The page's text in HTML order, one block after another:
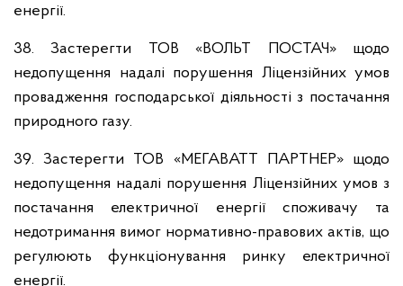
енергії.
38. Застерегти ТОВ «ВОЛЬТ ПОСТАЧ» щодо
недопущення надалі порушення Ліцензійних умов
провадження господарської діяльності з постачання
природного газу.
39. Застерегти ТОВ «МЕГАВАТТ ПАРТНЕР» щодо
недопущення надалі порушення Ліцензійних умов з
постачання електричної енергії споживачу та
недотримання вимог нормативно-правових актів, що
регулюють функціонування ринку електричної
енергії.